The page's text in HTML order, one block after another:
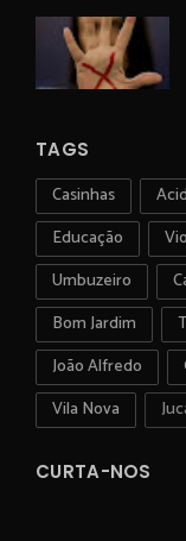
TAGS
Casinhas
Educação
Umbuzeiro
Bom Jardim
João Alfredo
Vila Nova
CURTA-NOS